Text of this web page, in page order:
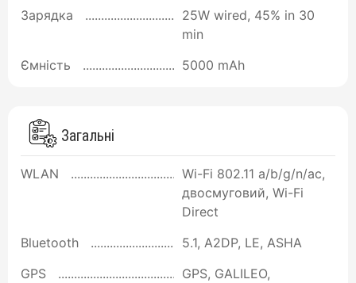
Зарядка
25W wired, 45% in 30
min
Ємність
5000 mAh
Загальні
WLAN
Wi-Fi 802.11 a/b/g/n/ac,
двосмуговий, Wi-Fi
Direct
Bluetooth
5.1, A2DP, LE, ASHA
GPS
GPS, GALILEO,